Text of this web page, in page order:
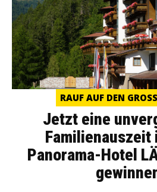
RAUF AUF DEN
Jetzt eine
Familienauszeit
Panorama-Hotel